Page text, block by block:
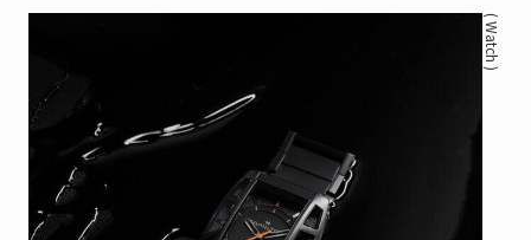
( Watch )